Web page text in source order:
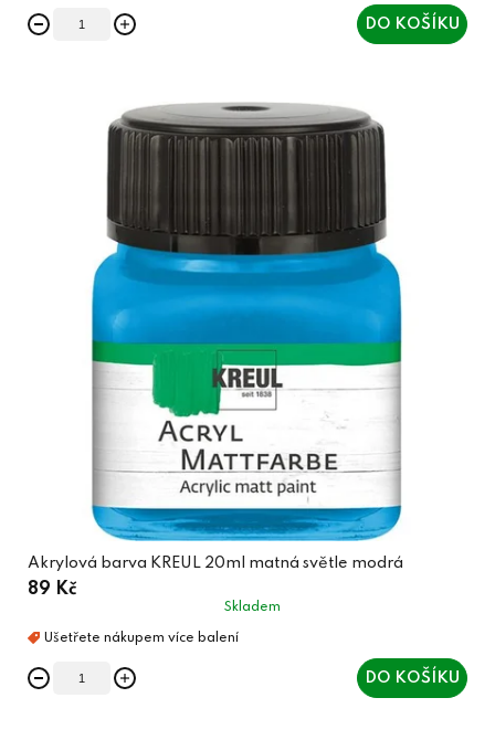
DO KOŠÍKU
Akrylová barva KREUL 20ml matná světle modrá
89 Kč
Skladem
DO KOŠÍKU